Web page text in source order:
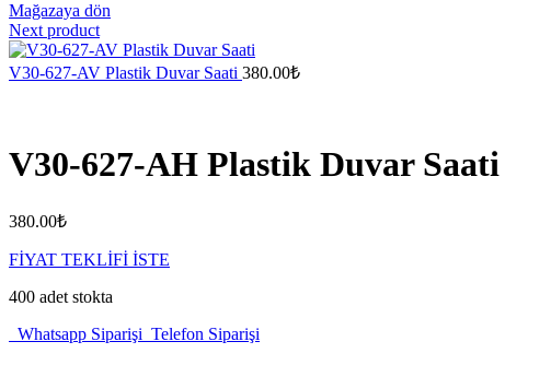
Mağazaya dön
Next product
V30-627-AV Plastik Duvar Saati 380.00₺
V30-627-AH Plastik Duvar Saati
380.00₺
FİYAT TEKLİFİ İSTE
400 adet stokta
Whatsapp Siparişi Telefon Siparişi